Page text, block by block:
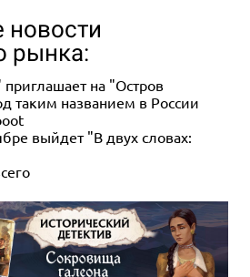
новости
рынка:
на "Остров
таким названием в России
выйдет "В двух словах: